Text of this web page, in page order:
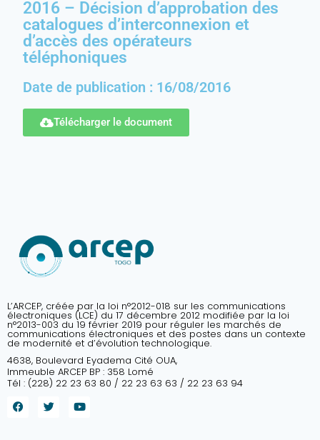
2016 – Décision d’approbation des
catalogues d’interconnexion et
d’accès des opérateurs
téléphoniques
Date de publication : 16/08/2016
Télécharger le document
L’ARCEP, créée par la loi n°2012-018 sur les communications
électroniques (LCE) du 17 décembre 2012 modifiée par la loi
n°2013-003 du 19 février 2019 pour réguler les marchés de
communications électroniques et des postes dans un contexte
de modernité et d’évolution technologique.
4638, Boulevard Eyadema Cité OUA,
Immeuble ARCEP BP : 358 Lomé
Tél : (228) 22 23 63 80 / 22 23 63 63 / 22 23 63 94